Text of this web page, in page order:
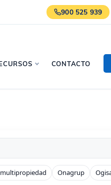
900 525 939
CONTACTO
Onagrup